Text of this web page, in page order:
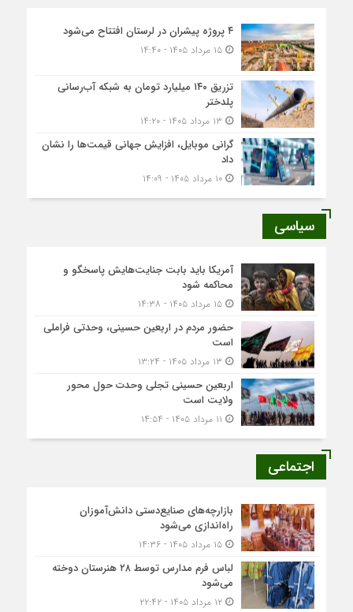
۴ پروژه پیشران در لرستان افتتاح می‌شود
۱۵ مرداد ۱۴۰۵ - ۱۴:۴۰
تزریق ۱۴۰ میلیارد تومان به شبکه آب‌رسانی
پلدختر
گرانی موبایل، افزایش جهانی قیمت‌ها را نشان
داد
۱۰ مرداد ۱۴۰۵ - ۱۴:۰۹
سیاسی
آمریکا باید بابت جنایت‌هایش پاسخگو و
محاکمه شود
۱۵ مرداد ۱۴۰۵ - ۱۴:۳۸
حضور مردم در اربعین حسینی، وحدتی فراملی
است
اربعین حسینی تجلی وحدت حول محور
ولایت است
اجتماعی
بازارچه‌های صنایع‌دستی دانش‌آموزان
راه‌اندازی می‌شود
۱۵ مرداد ۱۴۰۵ - ۱۴:۳۶
لباس فرم مدارس توسط ۲۸ هنرستان‌ دوخته
می‌شود
۱۲ مرداد ۱۴۰۵ - ۲۲:۴۲